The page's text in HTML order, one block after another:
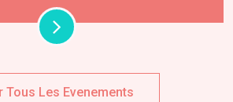
Tous Les Evenements